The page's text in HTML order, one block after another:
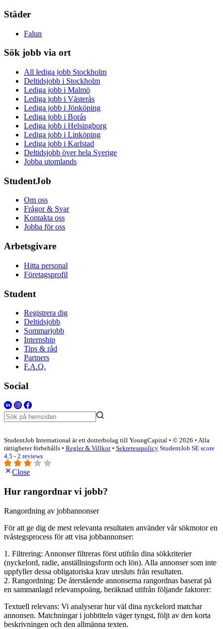
Städer
Falun
Sök jobb via ort
All lediga jobb Stockholm
Deltidsjobb i Stockholm
Lediga jobb i Malmö
Lediga jobb i Västerås
Lediga jobb i Jönköping
Lediga jobb i Borås
Lediga jobb i Helsingborg
Lediga jobb i Linköping
Lediga jobb i Karlstad
Deltidsjobb över hela Sverige
Jobba utomlands
StudentJob
Om oss
Frågor & Svar
Kontakta oss
Jobba för oss
Arbetsgivare
Hitta personal
Företagsprofil
Student
Registrera dig
Deltidsjobb
Sommarjobb
Internship
Tips & råd
Partners
F.A.Q.
Social
StudentJob International är ett dotterbolag till YoungCapital • © 2026 • Alla
rättigheter förbehålls • Regler & Villkor• Sekretesspolicy StudentJob SE score
4.5 - 2 reviews
Close
Hur rangordnar vi jobb?
Rangordning av jobbannonser
För att ge dig de mest relevanta resultaten använder vår sökmotor en
tvåstegsprocess för att visa jobbannonser:
1. Filtrering: Annonser filtreras först utifrån dina sökkriterier
(nyckelord, radie, anställningsform och lön). Alla annonser som inte
uppfyller dessa obligatoriska krav utesluts från resultaten.
2. Rangordning: De återstående annonserna rangordnas baserat på
en sammanlagd relevanspoäng, beräknad utifrån följande faktorer:
Textuell relevans: Vi analyserar hur väl dina nyckelord matchar
annonsen. Matchningar i jobbtiteln väger tyngst, följt av den korta
beskrivningen och den allmänna texten.